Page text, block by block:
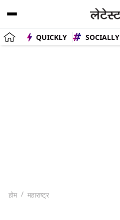
QUICKLY SOCIALLY
होम महाराष्ट्र